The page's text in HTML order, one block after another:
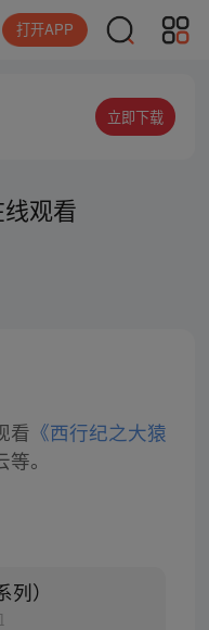
打开APP
立即下载
观看
看 《西行纪之大猿
。
）